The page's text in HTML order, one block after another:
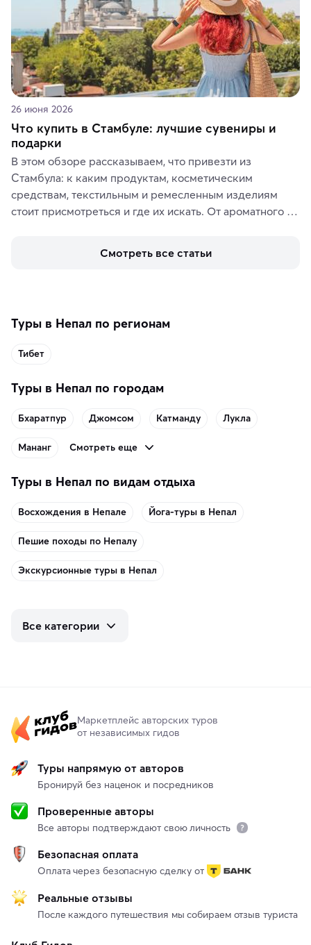
26 июня 2026
Что купить в Стамбуле: лучшие сувениры и
подарки
В этом обзоре рассказываем, что привезти из
Стамбула: к каким продуктам, косметическим
средствам, текстильным и ремесленным изделиям
стоит присмотреться и где их искать. От ароматного
аутентичных лавках — в подарок близким или себе на
Смотреть все статьи
Туры в Непал по регионам
Тибет
Туры в Непал по городам
Бхаратпур Джомсом Катманду Лукла
Мананг Смотреть еще
Туры в Непал по видам отдыха
Восхождения в Непале Йога-туры в Непал
Пешие походы по Непалу
Экскурсионные туры в Непал
Все категории
Маркетплейс авторских туров
от независимых гидов
Туры напрямую от авторов
Бронируй без наценок и посредников
Проверенные авторы
Все авторы подтверждают свою личность
Безопасная оплата
Оплата через безопасную сделку от
Реальные отзывы
После каждого путешествия мы собираем отзыв туриста